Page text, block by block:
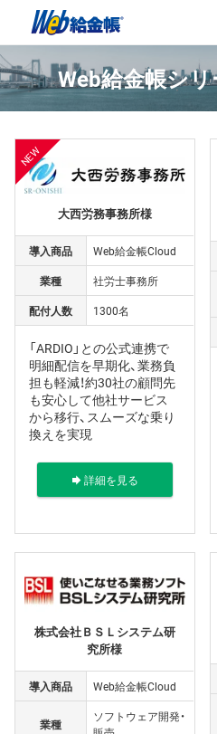
Web給金帳シ
大西労務事務所様
導入商品
Web給金帳Cloud
業種
社労士事務所
配付人数
1300名
「ARDIO」との公式連携で
明細配信を早期化、業務負
担も軽減！約30社の顧問先
も安心して他社サービス
から移行、スムーズな乗り
換えを実現
詳細を見る
株式会社ＢＳＬシステム研
究所様
導入商品 Web給金帳Cloud
業種
ソフトウェア開発・